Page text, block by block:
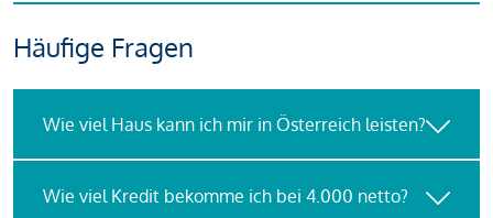
Häufige Fragen
Wie viel Haus kann ich mir in Österreich leisten?
Wie viel Kredit bekomme ich bei 4.000 netto?